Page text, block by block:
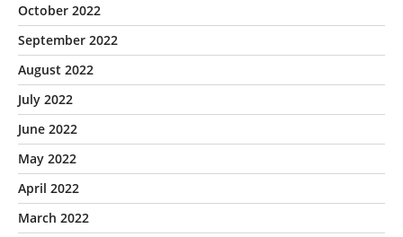
October 2022
September 2022
August 2022
July 2022
June 2022
May 2022
April 2022
March 2022